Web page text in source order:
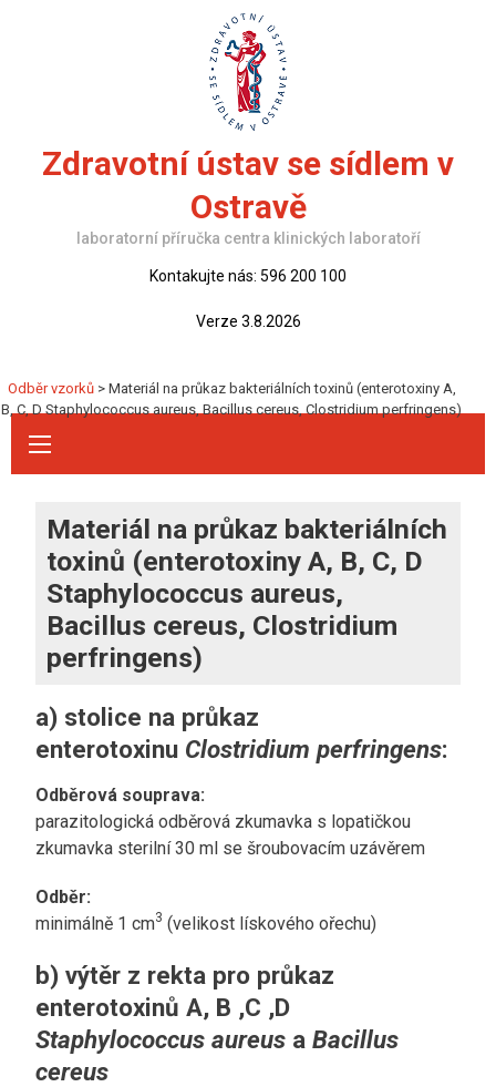
Zdravotní ústav se sídlem v
Ostravě
laboratorní příručka centra klinických laboratoří
Kontakujte nás: 596 200 100
Verze 3.8.2026
Odběr vzorků> Materiál na průkaz bakteriálních toxinů (enterotoxiny A,
B, C, D Staphylococcus aureus, Bacillus cereus, Clostridium perfringens)
Materiál na průkaz bakteriálních
toxinů (enterotoxiny A, B, C, D
Staphylococcus aureus,
Bacillus cereus, Clostridium
perfringens)
a) stolice na průkaz
enterotoxinu Clostridium perfringens:
Odběrová souprava:
parazitologická odběrová zkumavka s lopatičkou
zkumavka sterilní 30 ml se šroubovacím uzávěrem
Odběr:
minimálně 1 cm3 (velikost lískového ořechu)
b) výtěr z rekta pro průkaz
enterotoxinů A, B ,C ,D
Staphylococcus aureus aBacillus
cereus